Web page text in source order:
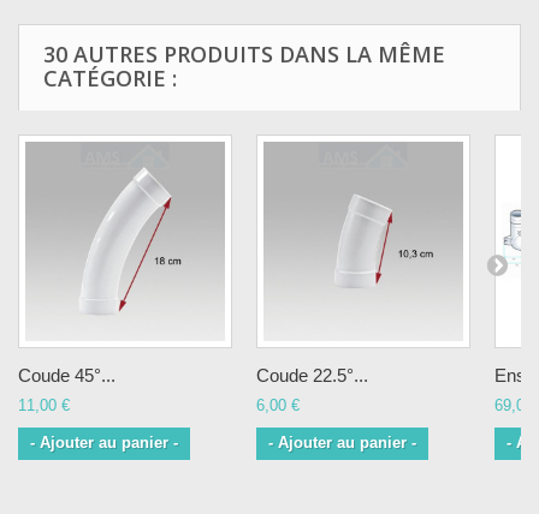
30 AUTRES PRODUITS DANS LA MÊME
CATÉGORIE :
Coude 45°...
11,00 €
- Ajouter au panier -
Coude 22.5°...
6,00 €
- Ajouter au panier -
69,00
-